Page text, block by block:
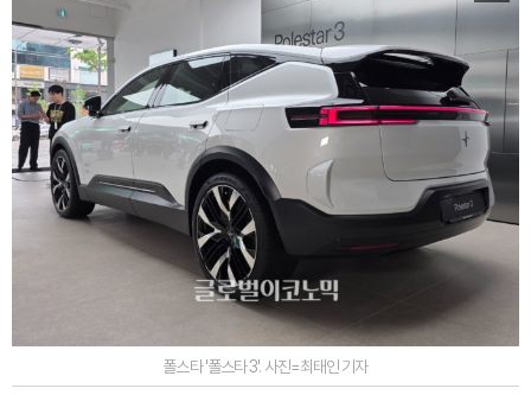
폴스타 '폴스타 3'. 사진=최태인 기자